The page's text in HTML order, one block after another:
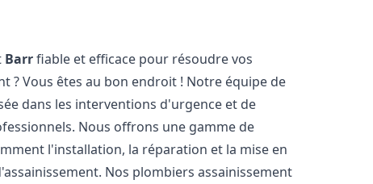
Barrfiable et efficace pour résoudre vos
? Vous êtes au bon endroit ! Notre équipe de
dans les interventions d'urgence et de
Nous offrons une gamme de
l'installation, la réparation et la mise en
Nos plombiers assainissement